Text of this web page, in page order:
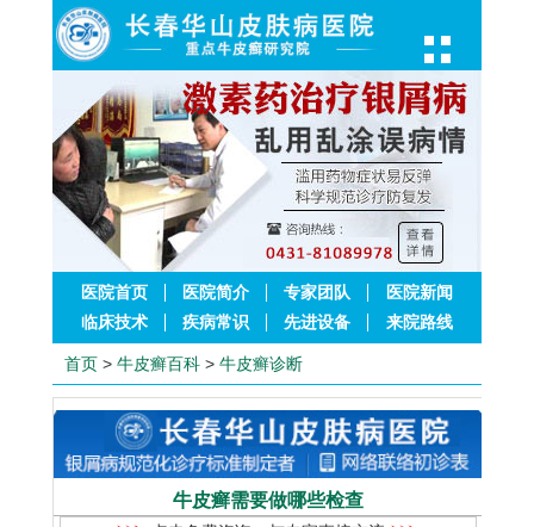
医院首页 医院简介 专家团队
医院新闻
临床技术
疾病常识 先进设备 来院路线
首页 > 牛皮癣百科 > 牛皮癣诊断
牛皮癣需要做哪些检查